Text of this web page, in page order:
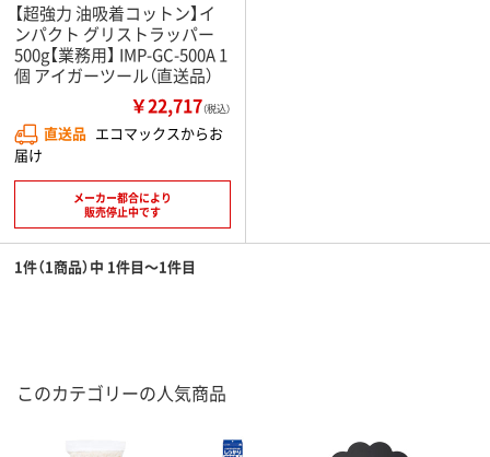
【超強力 油吸着コットン】イ
ンパクト グリストラッパー
500g【業務用】 IMP-GC-500A 1
個 アイガーツール（直送品）
￥22,717（税込）
直送品 エコマックスからお
届け
メーカー都合により
販売停止中です
1件（1商品）中 1件目～1件目
このカテゴリーの人気商品